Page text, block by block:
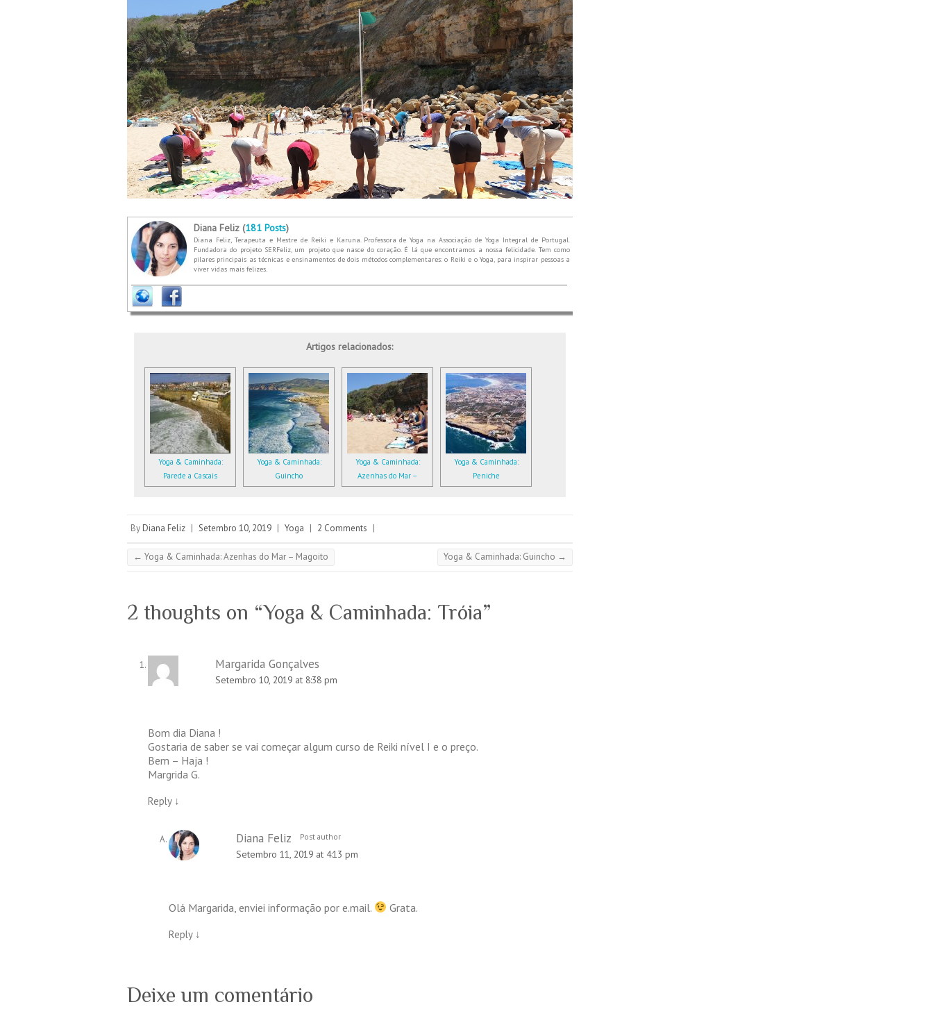
Diana Feliz (181 Posts)
Diana Feliz, Terapeuta e Mestre de Reiki e Karuna. Professora de Yoga na Associação de Yoga Integral de Portugal.
Fundadora do projeto SERFeliz, um projeto que nasce do coração. É lá que encontramos a nossa felicidade. Tem como
pilares principais as técnicas e ensinamentos de dois métodos complementares: o Reiki e o Yoga, para inspirar pessoas a
viver vidas mais felizes.
Artigos relacionados:
Yoga & Caminhada:
Parede a Cascais
Yoga & Caminhada:
Guincho
Yoga & Caminhada:
Azenhas do Mar –
Magoito
Yoga & Caminhada:
Peniche
By Diana Feliz | Setembro 10, 2019 | Yoga | 2 Comments |
← Yoga & Caminhada: Azenhas do Mar – Magoito Yoga & Caminhada: Guincho →
2 thoughts on “Yoga & Caminhada: Tróia”
Margarida Gonçalves
Setembro 10, 2019 at 8:38 pm
Bom dia Diana !
Gostaria de saber se vai começar algum curso de Reiki nível I e o preço.
Bem – Haja !
Margrida G.
Reply ↓
Diana Feliz Post author
Setembro 11, 2019 at 4:13 pm
Olá Margarida, enviei informação por e.mail. Grata.
Reply ↓
Deixe um comentário